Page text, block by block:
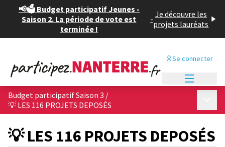
📢🗳️ Budget participatif Jeunes -
Saison 2. La période de vote est
terminée !
- Je découvre les
projets lauréats
Se connecter
Budget participatif Saison 3 /
💡 LES 116 PROJETS DEPOSÉS
💡 LES 116 PROJETS DEPOSÉS